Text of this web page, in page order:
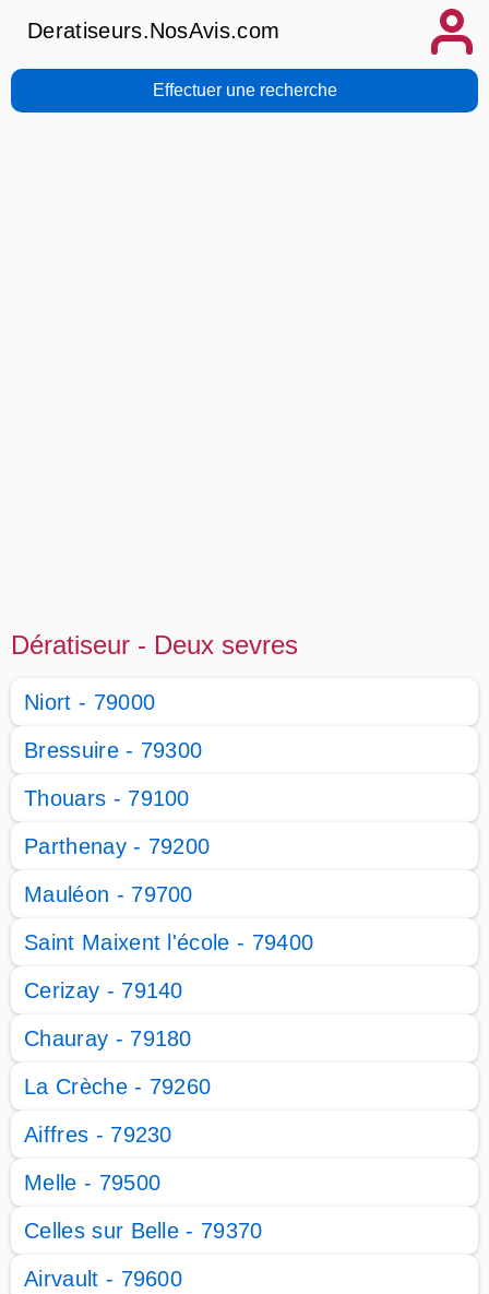
Deratiseurs.NosAvis.com
Effectuer une recherche
Dératiseur - Deux sevres
Niort - 79000
Bressuire - 79300
Thouars - 79100
Parthenay - 79200
Mauléon - 79700
Saint Maixent l'école - 79400
Cerizay - 79140
Chauray - 79180
La Crèche - 79260
Aiffres - 79230
Melle - 79500
Celles sur Belle - 79370
Airvault - 79600